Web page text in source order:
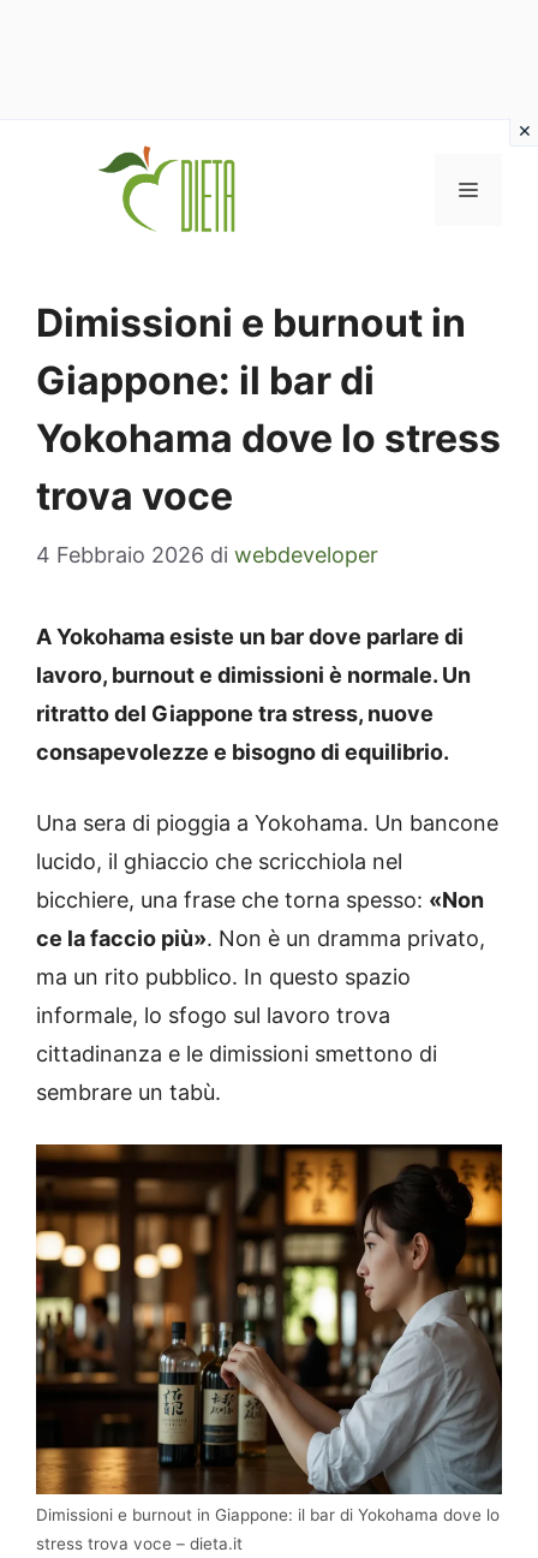
MENU
Dimissioni e burnout in
Giappone: il bar di
Yokohama dove lo stress
trova voce
4 Febbraio 2026 di webdeveloper
A Yokohama esiste un bar dove parlare di
lavoro, burnout e dimissioni è normale. Un
ritratto del Giappone tra stress, nuove
consapevolezze e bisogno di equilibrio.
Una sera di pioggia a Yokohama. Un bancone
lucido, il ghiaccio che scricchiola nel
bicchiere, una frase che torna spesso: «Non
ce la faccio più». Non è un dramma privato,
ma un rito pubblico. In questo spazio
informale, lo sfogo sul lavoro trova
cittadinanza e le dimissioni smettono di
sembrare un tabù.
Dimissioni e burnout in Giappone: il bar di Yokohama dove lo
stress trova voce – dieta.it